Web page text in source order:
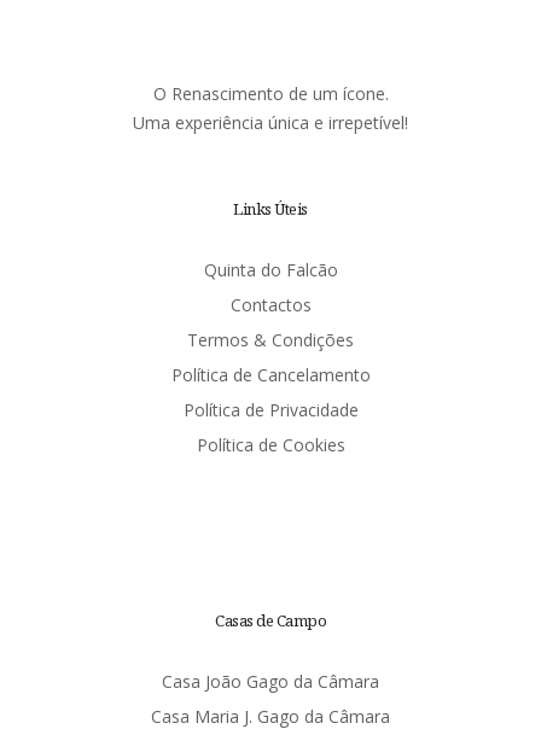
O Renascimento de um ícone.
Uma experiência única e irrepetível!
Links Úteis
Quinta do Falcão
Contactos
Termos & Condições
Política de Cancelamento
Política de Privacidade
Política de Cookies
Casas de Campo
Casa João Gago da Câmara
Casa Maria J. Gago da Câmara